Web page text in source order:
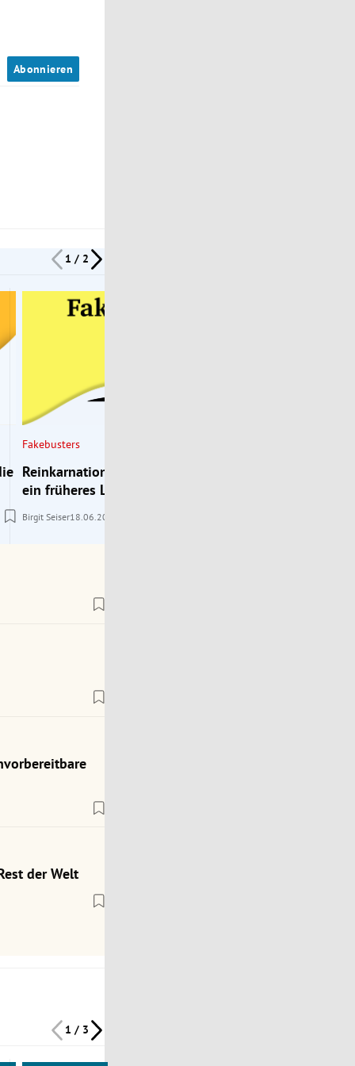
Abonnieren
1 / 2
Fakebusters
Reinkarnation: Erinnern sich Kinder an
ein früheres Leben?
Birgit Seiser18.06.2026
der Welt
1 / 3